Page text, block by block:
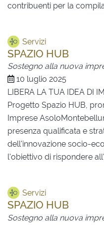
contribuenti per la
Servizi
SPAZIO HUB
Sostegno alla nuova
10 luglio 2025
LIBERA LA TUA IDEA DI
Progetto Spazio HUB,
Imprese
presenza qualificata e
dell'innovazione socio-
l'obiettivo di rispondere
Servizi
SPAZIO HUB
Sostegno alla nuova